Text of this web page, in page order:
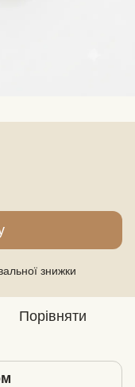
знижки
Порівняти